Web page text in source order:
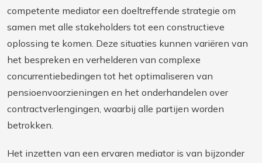
competente mediator een doeltreffende strategie om
samen met alle stakeholders tot een constructieve
oplossing te komen. Deze situaties kunnen variëren van
het bespreken en verhelderen van complexe
concurrentiebedingen tot het optimaliseren van
pensioenvoorzieningen en het onderhandelen over
contractverlengingen, waarbij alle partijen worden
betrokken.
Het inzetten van een ervaren mediator is van bijzonder